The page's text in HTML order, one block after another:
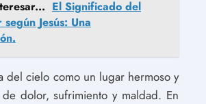
El Significado del
Jesús: Una
del cielo como un lugar hermoso y
dolor, sufrimiento y maldad. En